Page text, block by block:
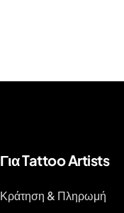
Για Tattoo Artists
Κράτηση & Πληρωμή